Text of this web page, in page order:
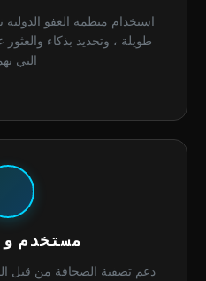
استخدام منظمة العفو
طويلة ، وتحديد بذكاء
التي
مستخدم
دعم تصفية الصحافة من قبل